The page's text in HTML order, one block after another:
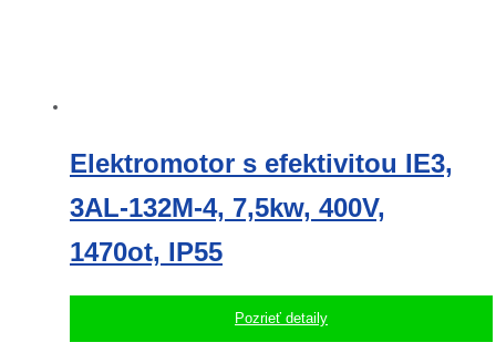
Elektromotor s efektivitou IE3,
3AL-132M-4, 7,5kw, 400V,
1470ot, IP55
Pozrieť detaily